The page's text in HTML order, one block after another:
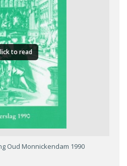
to read
Oud Monnickendam 1990